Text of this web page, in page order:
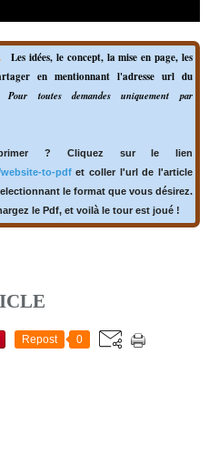
Les idées, le concept, la mise en page, les
en mentionnant l'adresse url du
Pour toutes demandes uniquement par
? Cliquez sur le lien
to-pdfet coller l'url de l'article
le format que vous désirez.
le Pdf, et voilà le tour est joué !
Repost 0